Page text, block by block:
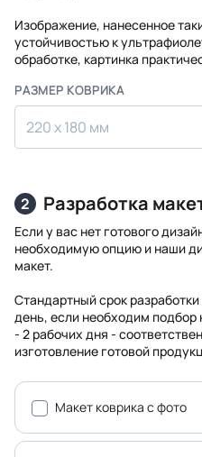
Изображение, нанесенное
устойчивостью к
обработке, картинка
РАЗМЕР КОВРИКА
220 х 180 мм
2 Разработка
Если у вас нет готового
необходимую опцию и наши
макет.
Стандартный срок
день, если необходим подбор
- 2 рабочих дня -
изготовление готовой
Макет коврика с фото